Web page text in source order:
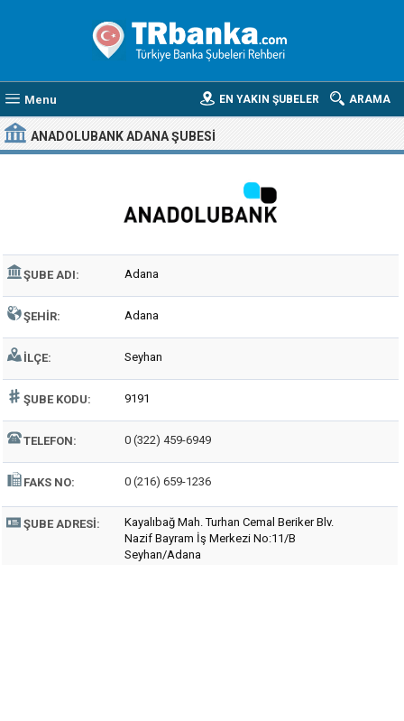
Menu ARAMA
EN YAKIN ŞUBELER
ANADOLUBANK ADANA ŞUBESI
ŞUBE ADI: Adana
ŞEHIR: Adana
İLÇE: Seyhan
ŞUBE KODU: 9191
TELEFON: 0 (322) 459-6949
FAKS NO: 0 (216) 659-1236
ŞUBE ADRESI:
Kayalıbağ Mah. Turhan Cemal Beriker Blv.
Nazif Bayram İş Merkezi No:11/B
Seyhan/Adana